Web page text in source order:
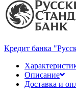
Кредит банка
Описание
Доставка и